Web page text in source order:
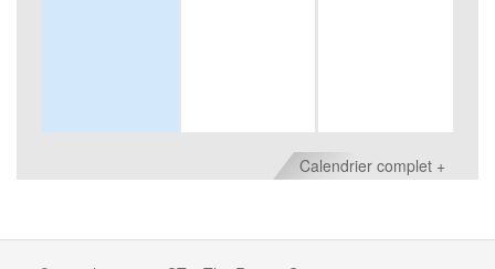
Calendrier complet +